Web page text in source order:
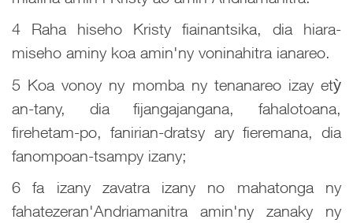
4 Raha hiseho Kristy fiainantsika, dia hiara-
miseho aminy koa amin'ny voninahitra ianareo.
5 Koa vonoy ny momba ny tenanareo izay etỳ
an-tany, dia fijangajangana, fahalotoana,
firehetam-po, fanirian-dratsy ary fieremana, dia
fanompoan-tsampy izany;
6 fa izany zavatra izany no mahatonga ny
fahatezeran'Andriamanitra amin'ny zanaky ny